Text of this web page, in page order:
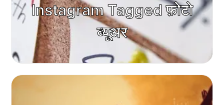
Instagram Tagged फ़ोटो
व्यूअर